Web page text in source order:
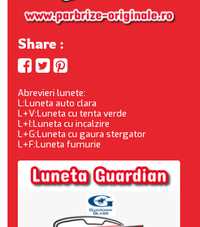
Share :
Abrevieri lunete:
L:Luneta auto clara
L+V:Luneta cu tenta verde
L+I:Luneta cu incalzire
L+G:Luneta cu gaura stergator
L+F:Luneta fumurie